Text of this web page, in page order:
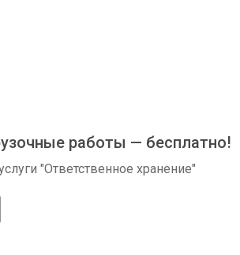
работы — бесплатно!
"Ответственное хранение"